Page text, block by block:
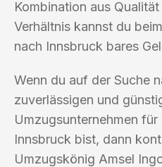
Kombination aus
Verhältnis kannst du
nach Innsbruck bares
Wenn du auf der Suche
zuverlässigen und
Umzugsunternehmen
Innsbruck bist, dann
Umzugskönig Amsel